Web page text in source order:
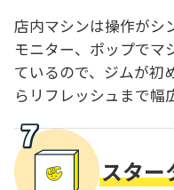
店内マシンは操作がシ
モニター、ポップでマ
ているので、ジムが初
らリフレッシュまで幅
スター